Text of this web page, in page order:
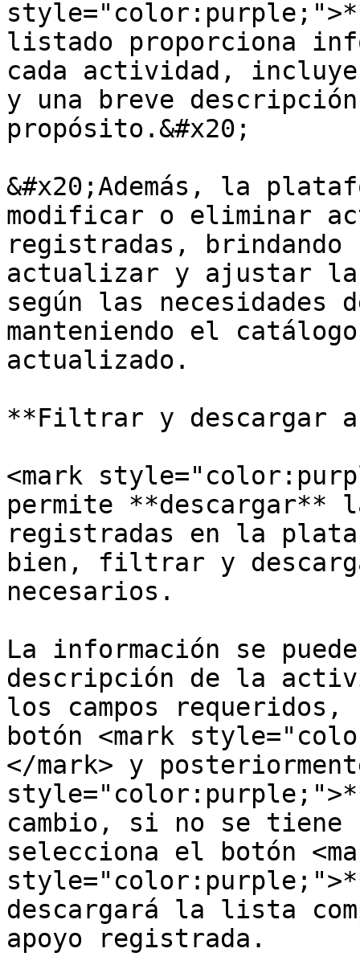
listado proporciona
cada actividad,
y una breve
propósito.&#x20;
&#x20;Además, la
modificar o eliminar
registradas,
actualizar y ajustar
según las
manteniendo el
actualizado.
**Filtrar y descargar
<mark
permite **descargar**
registradas en la
bien, filtrar y
necesarios.
La información se
descripción de la
los campos
botón <mark
</mark> y
cambio, si no se
selecciona el botón
descargará la lista
apoyo registrada.